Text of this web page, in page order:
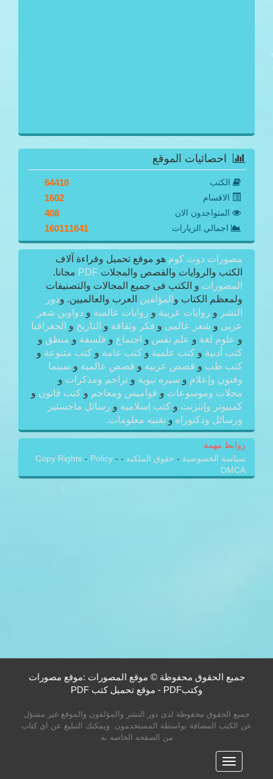
احصائيات الموقع
الكتب 64418
الاقسام 1602
المتواجدون الان 408
اجمالي الزيارات 160111641
مصورات دوت كوم هو موقع تحميل وقراءة آلاف
الكتب والروايات والقصص والمجلات PDF مجانا.
المصورات و الكتب فى جميع المجالات والتصنيفات
ولمعظم الكتاب و المؤلفين العرب والعالميين. ودور
النشر و روايات عربية و روايات عالمية و دواوين شعر
عربى و شعر عالمى و فكر وثقافة و التاريخ و الجغرافيا
و علوم لغة و علم نفس و اجتماع و فلسفة و منطق و
كتب أدبية و كتب علمية و كتب عامة و كتب متنوعة و
كتب طب و قصص عربية و قصص عالمية و سينما
وفنون وإعلام و سيره نبوية و تراجم ومذكرات و
مجلات وموسوعات و قواميس ومعاجم و كتب قانون و
كمبيوتر وإنترنت و كتب إسلامية و رسائل ماجستير
ورسائل ودكتوراه و تقنيه معلومات.
روابط مهمة
سياسة الخصوصية - حقوق الملكيه -
Copy Rights - Policy -
DMCA
جميع الحقوق محفوظة © موقع المصورات :موقع مصورات
وكتبPDF - موقع تحميل كتب PDF
جميع الحقوق محفوظة لدى دور النشر والمؤلفون والموقع غير مسؤل
عن الكتب المضافة بواسطة المستخدمون. ويمكنك التبليغ عن اي كتاب
من الصفحه الخاصه به
القائمه